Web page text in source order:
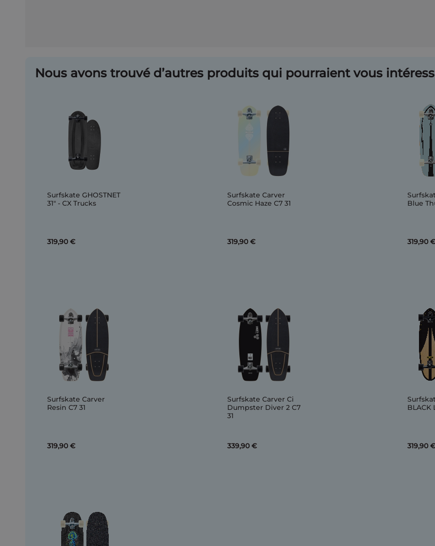
Nous avons trouvé d’autres produits qui pourraient vous
Surfskate GHOSTNET
31" - CX Trucks
319,90 €
Surfskate Carver
Cosmic Haze C7 31
319,90 €
Blue
319,90
Surfskate Carver
Resin C7 31
319,90 €
Surfskate Carver Ci
Dumpster Diver 2 C7
31
339,90 €
BLACK
319,90